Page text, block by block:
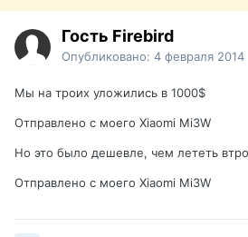
Гость Firebird
Опубликовано: 4 февраля 2014
Мы на троих уложились в 1000$
Отправлено с моего Xiaomi Mi3W
Но это было дешевле, чем лететь
Отправлено с моего Xiaomi Mi3W